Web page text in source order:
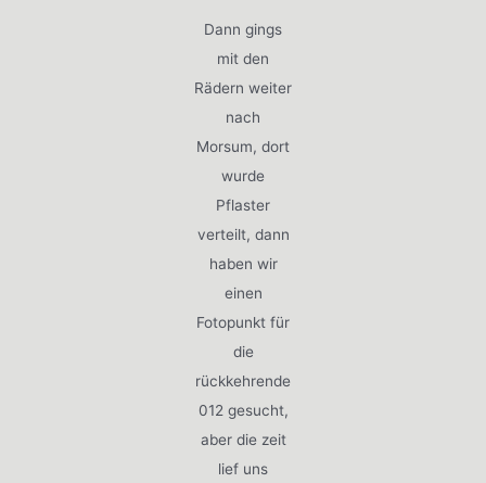
Dann gings
mit den
Rädern weiter
nach
Morsum, dort
wurde
Pflaster
verteilt, dann
haben wir
einen
Fotopunkt für
die
rückkehrende
012 gesucht,
aber die zeit
lief uns